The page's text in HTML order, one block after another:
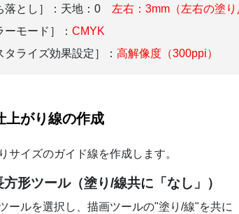
落とし］：天地：0 左右：3mm（左右の塗
ーモード］： CMYK
タライズ効果設定］： 高解像度（300ppi）
上がり線の作成
サイズのガイド線を作成します。
方形ツール（塗り/線共に「なし」）
ールを選択し、描画ツールの"塗り/線"を共に